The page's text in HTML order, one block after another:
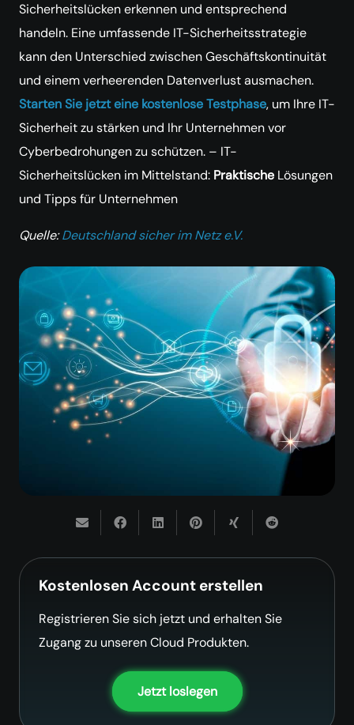
Sicherheitslücken erkennen und entsprechend
handeln. Eine umfassende IT-Sicherheitsstrategie
kann den Unterschied zwischen Geschäftskontinuität
und einem verheerenden Datenverlust ausmachen.
Starten Sie jetzt eine kostenlose Testphase, um Ihre IT-
Sicherheit zu stärken und Ihr Unternehmen vor
Cyberbedrohungen zu schützen. – IT-
Sicherheitslücken im Mittelstand: Praktische Lösungen
und Tipps für Unternehmen
Quelle:Deutschland sicher im Netz e.V.
Kostenlosen Account erstellen
Registrieren Sie sich jetzt und erhalten Sie
Zugang zu unseren Cloud Produkten.
Jetzt loslegen